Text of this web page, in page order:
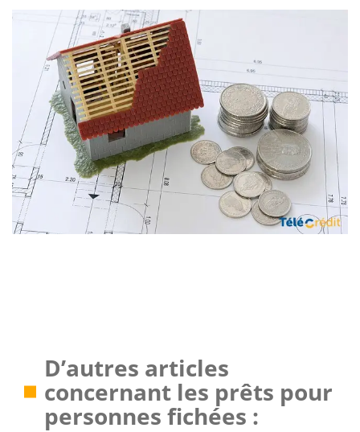
D’autres articles
concernant les prêts pour
personnes fichées :